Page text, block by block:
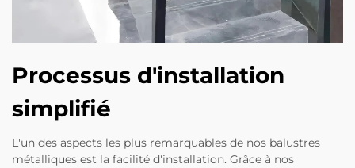
Processus d'installation
simplifié
L'un des aspects les plus remarquables de nos balustres
métalliques est la facilité d'installation. Grâce à nos